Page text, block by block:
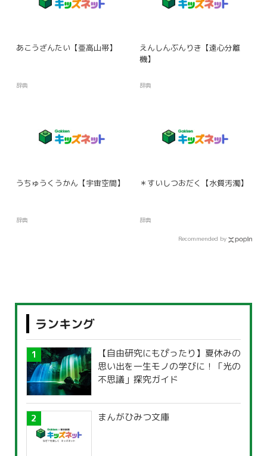
あこうざんたい【亜高山帯】
辞典
えんしんぶんりき【遠心分離
機】
辞典
うちゅうくうかん【宇宙空間】
辞典
＊すいしつおだく【水質汚濁】
辞典
Recommended by
ランキング
【自由研究にもぴったり】夏休みの
思い出を一生モノの学びに！「光の
不思議」探究ガイド
まんがひみつ文庫